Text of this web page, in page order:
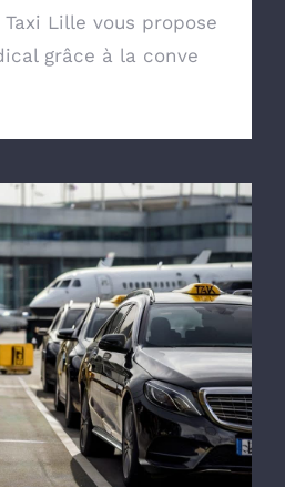
Lille vous propose
grâce à la conve
de navette à destination
Lille / Lesquin